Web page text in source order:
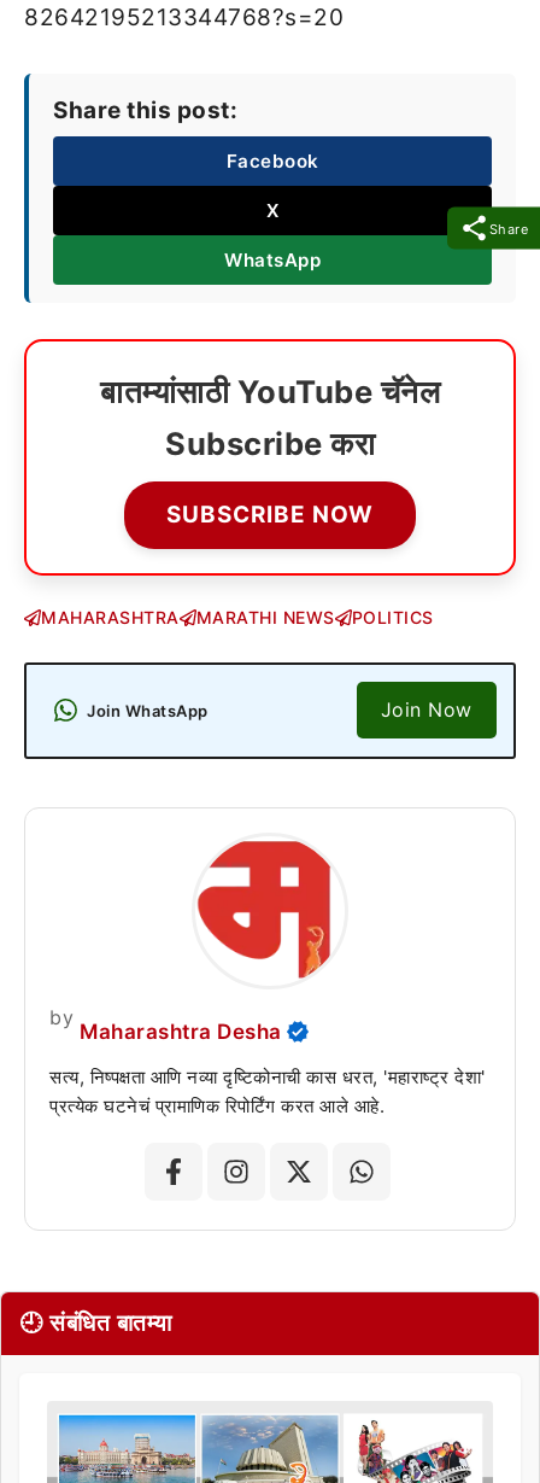
Share
82642195213344768?s=20
Share this post:
Facebook
X
WhatsApp
बातम्यांसाठी YouTube चॅनेल
Subscribe करा
SUBSCRIBE NOW
MAHARASHTRA MARATHI NEWS POLITICS
Join WhatsApp Join Now
by
Maharashtra Desha
सत्य, निष्पक्षता आणि नव्या दृष्टिकोनाची कास धरत, 'महाराष्ट्र देशा'
प्रत्येक घटनेचं प्रामाणिक रिपोर्टिंग करत आले आहे.
🕘 संबंधित बातम्या